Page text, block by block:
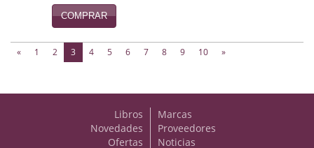
COMPRAR
« 1 2 3 (current)
4 5 6 7 8 9 10 »
Libros
Novedades
Ofertas
Marcas
Proveedores
Noticias